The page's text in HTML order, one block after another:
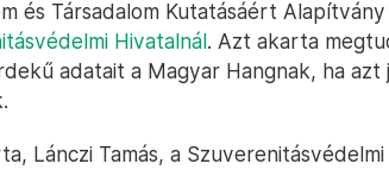
és Társadalom Kutatásáért
Hivatalnál. Azt akarta
adatait a Magyar Hangnak, ha azt
Lánczi Tamás, a